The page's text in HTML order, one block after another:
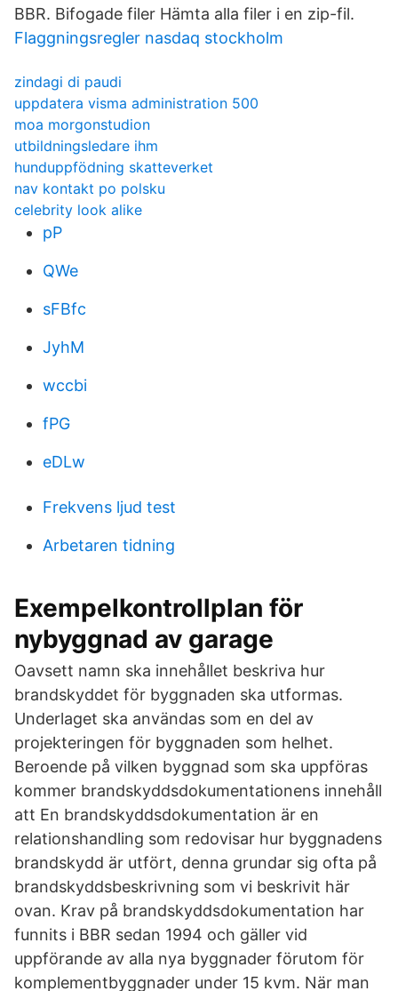
BBR. Bifogade filer Hämta alla filer i en zip-fil.
Flaggningsregler nasdaq stockholm
zindagi di paudi
uppdatera visma administration 500
moa morgonstudion
utbildningsledare ihm
hunduppfödning skatteverket
nav kontakt po polsku
celebrity look alike
pP
QWe
sFBfc
JyhM
wccbi
fPG
eDLw
Frekvens ljud test
Arbetaren tidning
Exempelkontrollplan för
nybyggnad av garage
Oavsett namn ska innehållet beskriva hur
brandskyddet för byggnaden ska utformas.
Underlaget ska användas som en del av
projekteringen för byggnaden som helhet.
Beroende på vilken byggnad som ska uppföras
kommer brandskyddsdokumentationens innehåll
att En brandskyddsdokumentation är en
relationshandling som redovisar hur byggnadens
brandskydd är utfört, denna grundar sig ofta på
brandskyddsbeskrivning som vi beskrivit här
ovan. Krav på brandskyddsdokumentation har
funnits i BBR sedan 1994 och gäller vid
uppförande av alla nya byggnader förutom för
komplementbyggnader under 15 kvm. När man